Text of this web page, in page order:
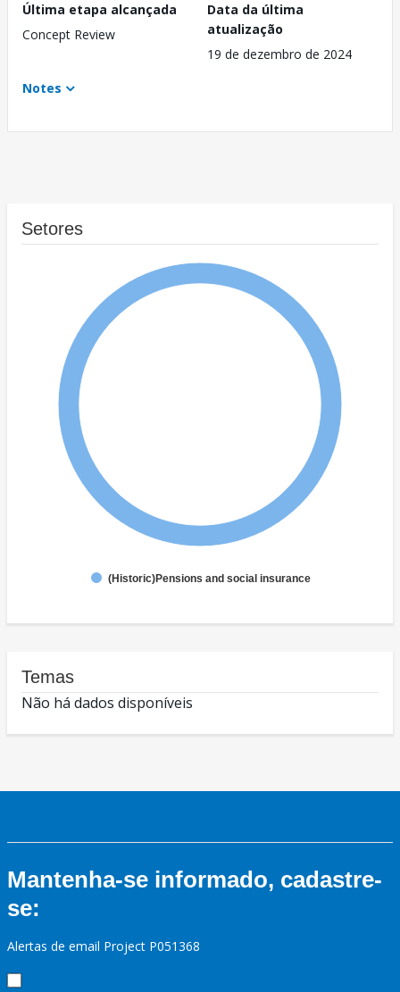
Última etapa alcançada
Concept Review
Data da última
atualização
19 de dezembro de 2024
Notes
Setores
(Historic)Pensions and social insurance
Temas
Não há dados disponíveis
Mantenha-se informado, cadastre-
se:
Alertas de email Project P051368